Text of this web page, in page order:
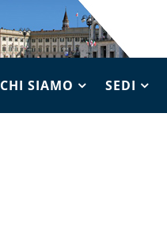
CHI SIAMO SEDI